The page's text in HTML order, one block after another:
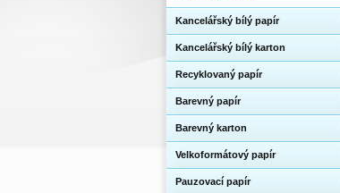
Kancelářský bílý papír
Kancelářský bílý karton
Recyklovaný papír
Barevný papír
Barevný karton
Velkoformátový papír
Pauzovací papír